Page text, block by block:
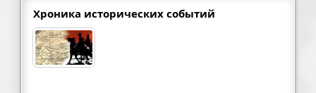
Хроника исторических событий